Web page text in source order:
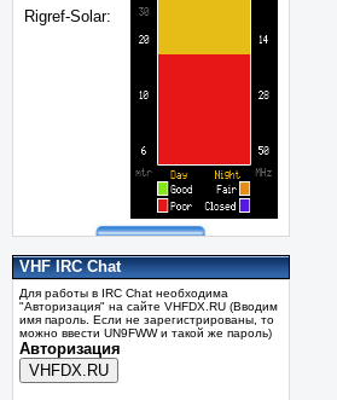
Rigref-Solar:
VHF IRC Chat
Для работы в IRC Chat необходима
"Авторизация" на сайте VHFDX.RU (Вводим
имя пароль. Если не зарегистрированы, то
можно ввести UN9FWW и такой же пароль)
Авторизация